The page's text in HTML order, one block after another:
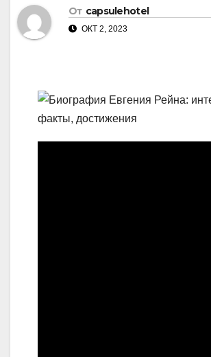
От capsulehotel
ОКТ 2, 2023